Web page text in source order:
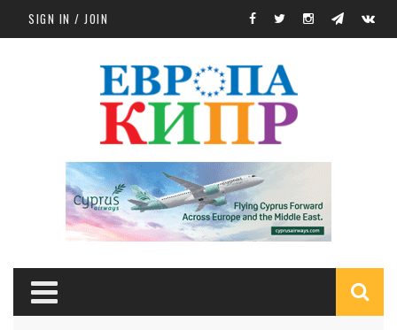
Skip to main content
SIGN IN / JOIN